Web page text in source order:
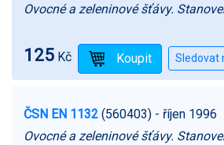
Ovocné a zeleninové šťávy.
125 Kč
ČSN EN 1132 (560403) - říjen 1996
Ovocné a zeleninové šťávy.